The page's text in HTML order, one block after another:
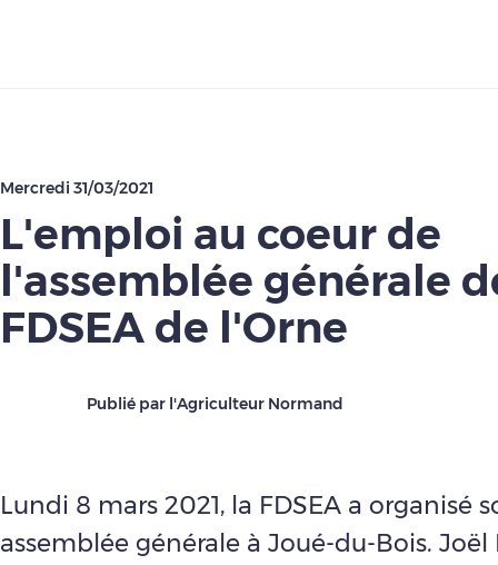
Mercredi 31/03/2021
L'emploi au coeur de
l'assemblée générale
FDSEA de l'Orne
Publié par l'Agriculteur Normand
Lundi 8 mars 2021, la FDSEA a organisé
assemblée générale à Joué-du-Bois.